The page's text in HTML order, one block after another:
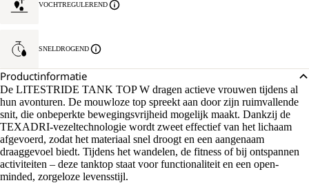
VOCHTREGULEREND
SNELDROGEND
Productinformatie
De LITESTRIDE TANK TOP W dragen actieve vrouwen tijdens al
hun avonturen. De mouwloze top spreekt aan door zijn ruimvallende
snit, die onbeperkte bewegingsvrijheid mogelijk maakt. Dankzij de
TEXADRI-vezeltechnologie wordt zweet effectief van het lichaam
afgevoerd, zodat het materiaal snel droogt en een aangenaam
draaggevoel biedt. Tijdens het wandelen, de fitness of bij ontspannen
activiteiten – deze tanktop staat voor functionaliteit en een open-
minded, zorgeloze levensstijl.